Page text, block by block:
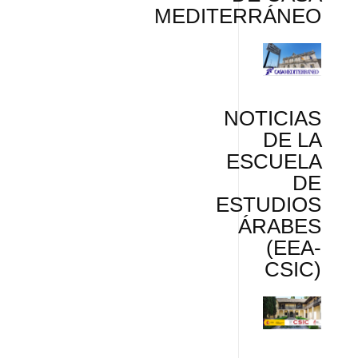
MEDITERRÁNEO
NOTICIAS
DE LA
ESCUELA
DE
ESTUDIOS
ÁRABES
(EEA-
CSIC)